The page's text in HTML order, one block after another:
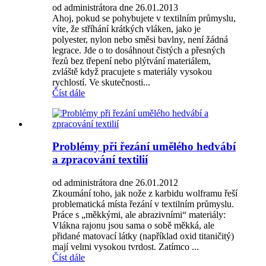
od administrátora dne 26.01.2013
Ahoj, pokud se pohybujete v textilním průmyslu,
víte, že stříhání krátkých vláken, jako je
polyester, nylon nebo směsi bavlny, není žádná
legrace. Jde o to dosáhnout čistých a přesných
řezů bez třepení nebo plýtvání materiálem,
zvláště když pracujete s materiály vysokou
rychlostí. Ve skutečnosti...
Číst dále
Problémy při řezání umělého hedvábí
a zpracování textilií
od administrátora dne 26.01.2012
Zkoumání toho, jak nože z karbidu wolframu řeší
problematická místa řezání v textilním průmyslu.
Práce s „měkkými, ale abrazivními“ materiály:
Vlákna rajonu jsou sama o sobě měkká, ale
přidané matovací látky (například oxid titaničitý)
mají velmi vysokou tvrdost. Zatímco ...
Číst dále